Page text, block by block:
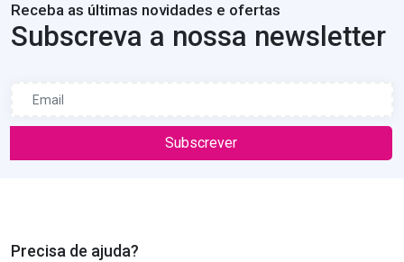
Receba as últimas novidades e ofertas
Subscreva a nossa newsletter
Subscrever
Precisa de ajuda?